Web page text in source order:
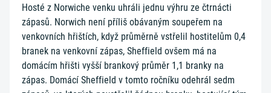
Hosté z Norwiche venku uhráli jednu výhru ze čtrnácti
zápasů. Norwich není příliš obávaným soupeřem na
venkovních hřištích, když průměrně vstřelil hostitelům 0,4
branek na venkovní zápas, Sheffield ovšem má na
domácím hřišti vyšší brankový průměr 1,1 branky na
zápas. Domácí Sheffield v tomto ročníku odehrál sedm